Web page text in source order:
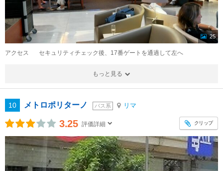
25
アクセス セキュリティチェック後、17番ゲートを通過して左へ
もっと見る
10 メトロポリターノ バス系 リマ
3.25 評価詳細 クリップ